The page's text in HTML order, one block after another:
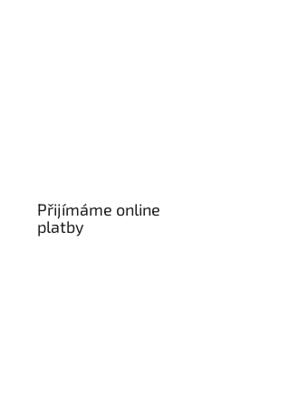
Přijímáme online
platby